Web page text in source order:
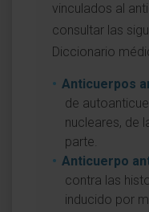
vinculados al
consultar las
Diccionario
Anticuerpos
de
nucleares, de
parte.
Anticuerpo
contra las
inducido por